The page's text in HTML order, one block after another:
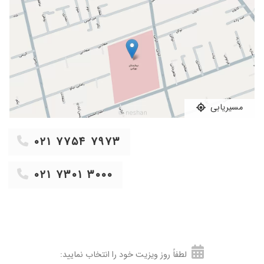
دکتر خیلی با حوصله ای هستند ۱۴۰۲/۱۰/۰۲
پروتیین ادرار هنوز تحت درمانم ۱۴۰۴/۰۶/۱۳
سلام خیلی عالی وبا تجربه هستن واقعا دستشون
درد نکنه
۱۴۰۳/۰۲/۱۱
پزشک خوب ومتاهد ۱۴۰۳/۱۰/۲۹
باسلام دکترمجرب و انسان بسیار شریف ودلسوز ۱۳۹۹/۱۰/۰۸
درحال پیگیری وضعیت دخترم هستم ۱۴۰۴/۰۸/۲۴
۱۴۰۳/۰۷/۱۰
دخترم برگشت ادرار داشتن. ک دکترمجتهدی. متوجه ۱۴۰۲/۱۲/۲۱
بسیار عالی
مسیریابی
۰۲۱ ۷۷۵۴ ۷۹۷۳
۰۲۱ ۷۳۰۱ ۳۰۰۰
لطفاً روز ویزیت خود را انتخاب نمایید: